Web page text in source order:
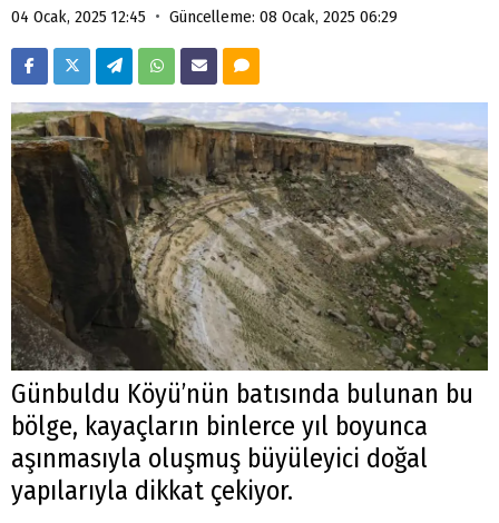
04 Ocak, 2025 12:45 • Güncelleme: 08 Ocak, 2025 06:29
Günbuldu Köyü’nün batısında bulunan bu
bölge, kayaçların binlerce yıl boyunca
aşınmasıyla oluşmuş büyüleyici doğal
yapılarıyla dikkat çekiyor.